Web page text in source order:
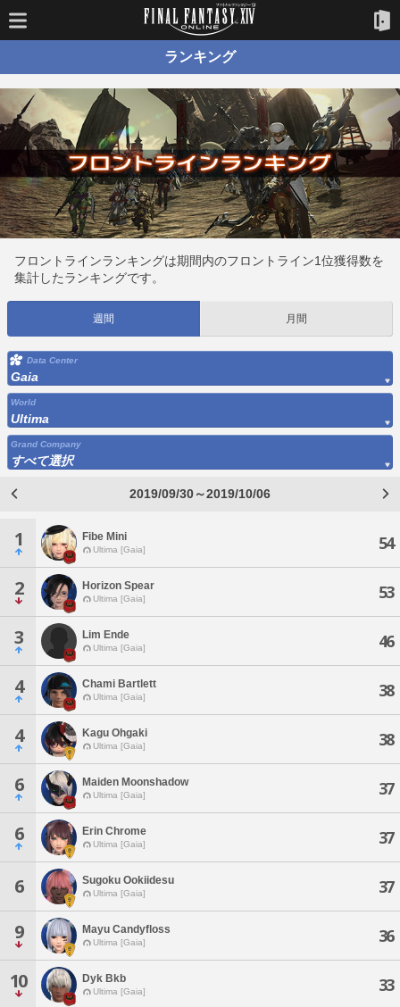
ランキング
フロントラインランキングは期間内のフロントライン1位獲得数を
集計したランキングです。
週間 月間
Data Center
Gaia
World
Ultima
Grand Company
すべて選択
2019/09/30～2019/10/06
1 Fibe Mini
Ultima [Gaia] 54
2 Horizon Spear
Ultima [Gaia] 53
3 Lim Ende
Ultima [Gaia] 46
4 Chami Bartlett
Ultima [Gaia] 38
4 Kagu Ohgaki
Ultima [Gaia] 38
6 Maiden Moonshadow
Ultima [Gaia] 37
6 Erin Chrome
Ultima [Gaia] 37
6 Sugoku Ookiidesu
Ultima [Gaia] 37
9 Mayu Candyfloss
Ultima [Gaia] 36
10 Dyk Bkb
Ultima [Gaia] 33